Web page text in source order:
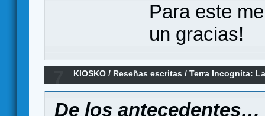
Para este
un gracias!
KIOSKO / Reseñas escritas /Terra Incognita:
Un Nuevo Amanecer (reseña)
De los antecedentes…